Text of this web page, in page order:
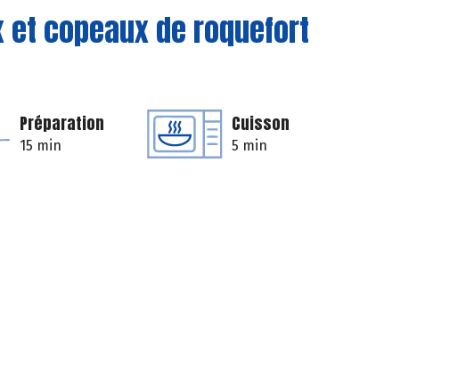
et copeaux de roquefort
Préparation
15 min
Cuisson
5 min